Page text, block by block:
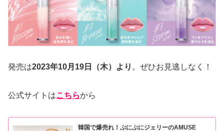
発売は2023年10月19日（木）より 。ぜひお見逃しなく！
公式サイトはこちらから
韓国で爆売れ！ぷにぷにジェリーのAMUSE